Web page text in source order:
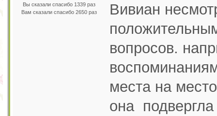
Вы сказали спасибо 1339 раз
Вам сказали спасибо 2650 раз
Вивиан
вопросов.
места на
она